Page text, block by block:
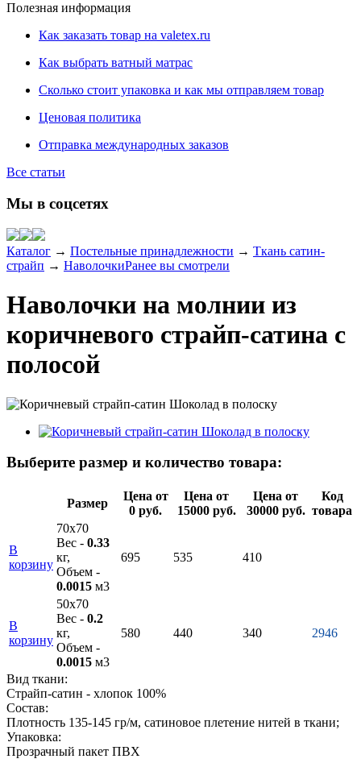
Полезная информация
Как заказать товар на valetex.ru
Как выбрать ватный матрас
Сколько стоит упаковка и как мы отправляем товар
Ценовая политика
Отправка международных заказов
Все статьи
Мы в соцсетях
Каталог → Постельные принадлежности → Ткань сатин-
страйп → НаволочкиРанее вы смотрели
Наволочки на молнии из
коричневого страйп-сатина с
полосой
Выберите размер и количество товара:
Размер
Цена от
0 руб.
Цена от
15000 руб.
Цена от
30000 руб.
Код
товара
В
корзину
70х70
Вес - 0.33
кг,
Объем -
0.0015 м3
695 535 410
В
корзину
50х70
Вес - 0.2
кг,
Объем -
0.0015 м3
580 440 340 2946
Вид ткани:
Страйп-сатин - хлопок 100%
Состав:
Плотность 135-145 гр/м, сатиновое плетение нитей в ткани;
Упаковка:
Прозрачный пакет ПВХ